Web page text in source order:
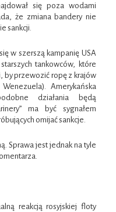
się poza wodami
że zmiana bandery nie
sankcji.
w szerszą kampanię USA
tankowców, które
by przewozić ropę z krajów
Amerykańska
działania będą
ma być sygnałem
omijać sankcje.
Sprawa jest jednak na tyle
reakcją rosyjskiej floty